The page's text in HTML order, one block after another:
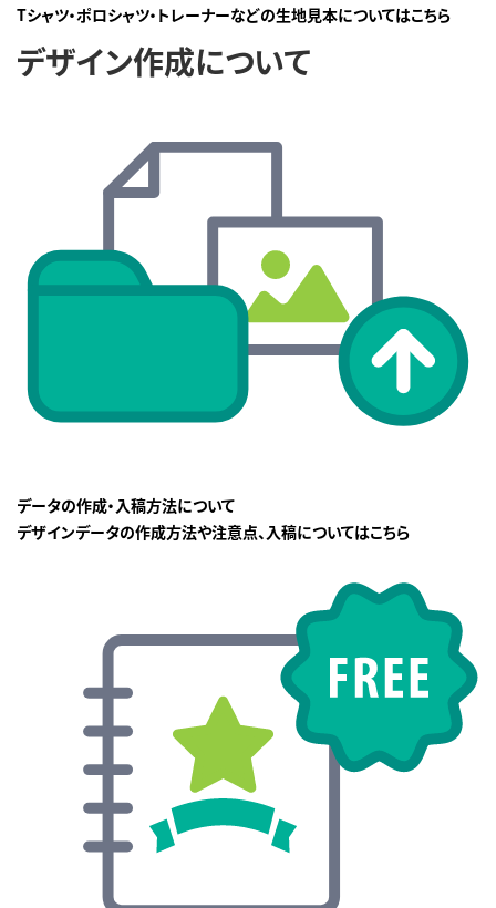
Tシャツ・ポロシャツ・トレーナーなどの生地見本についてはこちら
デザイン作成について
データの作成・入稿方法について
デザインデータの作成方法や注意点、入稿についてはこちら